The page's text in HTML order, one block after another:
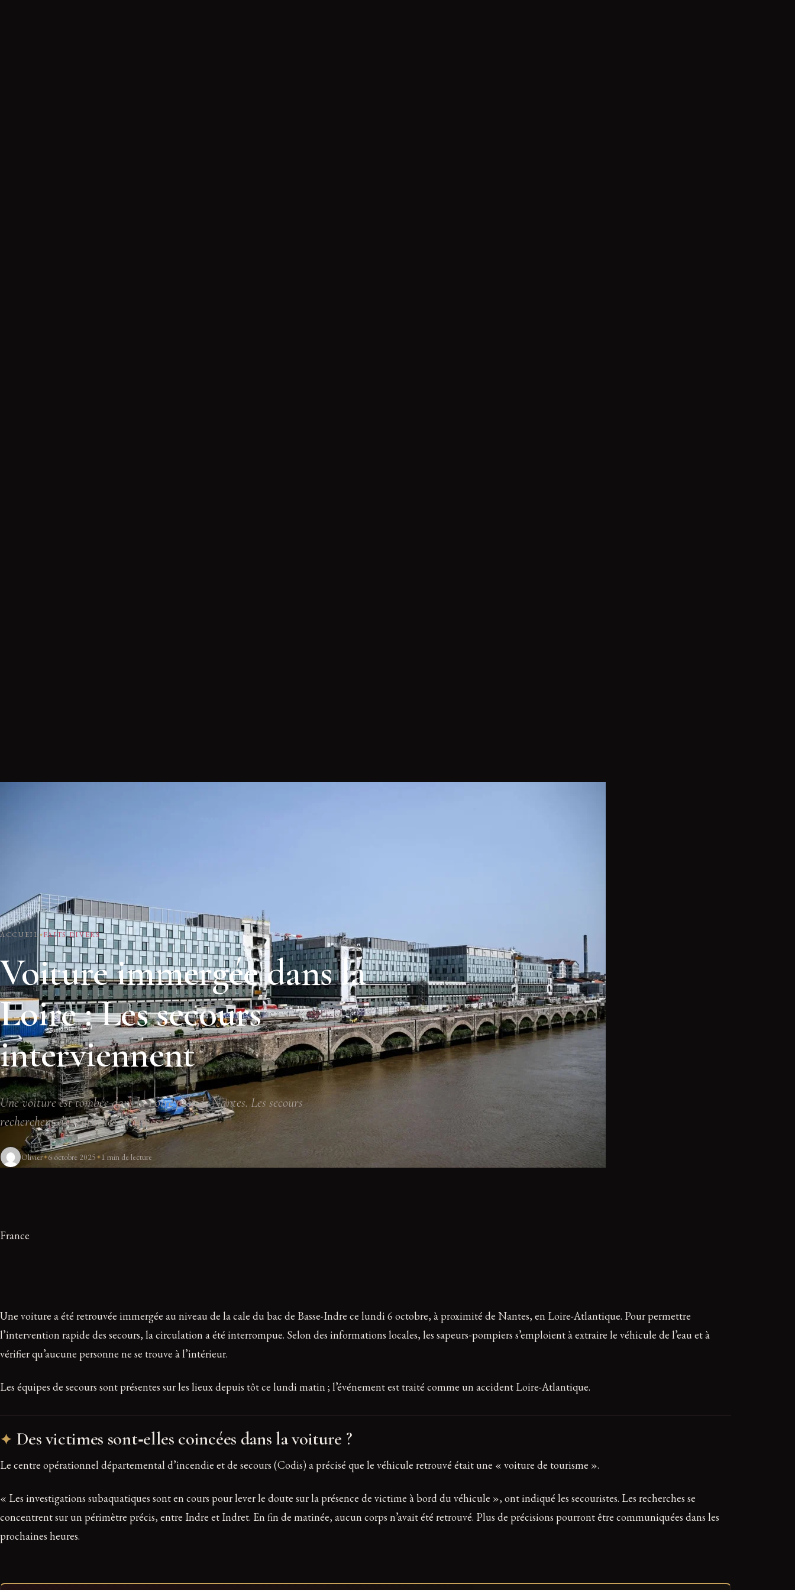
ACCUEIL FAITS DIVERS
Voiture immergée dans la
Loire : Les secours
interviennent
Une voiture est tombée dans la Loire près de Nantes. Les secours
recherchent d'éventuelles victimes.
Olivier 6 octobre 2025 1 min de lecture
France
Une voiture a été retrouvée immergée au niveau de la cale du bac de Basse-Indre ce lundi 6 octobre, à proximité de Nantes, en Loire-Atlantique. Pour permettre
l’intervention rapide des secours, la circulation a été interrompue. Selon des informations locales, les sapeurs‑pompiers s’emploient à extraire le véhicule de l’eau et à
vérifier qu’aucune personne ne se trouve à l’intérieur.
Les équipes de secours sont présentes sur les lieux depuis tôt ce lundi matin ; l’événement est traité comme un accident Loire-Atlantique.
Des victimes sont‑elles coincées dans la voiture ?
Le centre opérationnel départemental d’incendie et de secours (Codis) a précisé que le véhicule retrouvé était une « voiture de tourisme ».
« Les investigations subaquatiques sont en cours pour lever le doute sur la présence de victime à bord du véhicule », ont indiqué les secouristes. Les recherches se
concentrent sur un périmètre précis, entre Indre et Indret. En fin de matinée, aucun corps n’avait été retrouvé. Plus de précisions pourront être communiquées dans les
prochaines heures.